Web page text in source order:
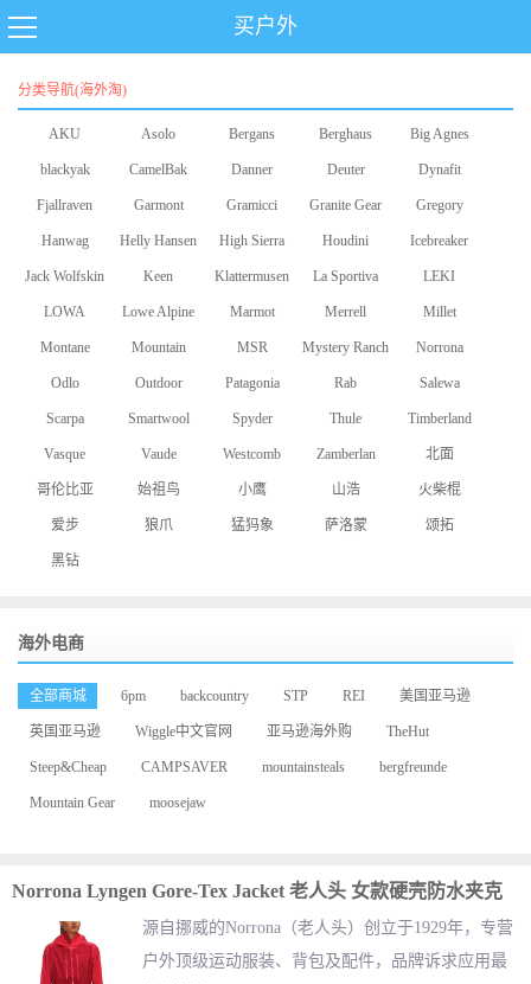
买户外
分类导航(海外淘)
AKU Asolo Bergans Berghaus Big Agnes
blackyak CamelBak Danner Deuter Dynafit
Fjallraven Garmont Gramicci Granite Gear Gregory
Hanwag Helly Hansen High Sierra Houdini Icebreaker
Jack Wolfskin Keen Klattermusen La Sportiva LEKI
LOWA Lowe Alpine Marmot Merrell Millet
Montane Mountain
Equipment
MSR Mystery Ranch Norrona
Odlo Outdoor
Research
Patagonia Rab Salewa
Scarpa Smartwool Spyder Thule Timberland
Vasque Vaude Westcomb Zamberlan 北面
哥伦比亚 始祖鸟 小鹰 山浩 火柴棍
爱步 狼爪 猛犸象 萨洛蒙 颂拓
黑钻
海外电商
全部商城 6pm backcountry STP REI 美国亚马逊
英国亚马逊 Wiggle中文官网 亚马逊海外购 TheHut
Steep&Cheap CAMPSAVER mountainsteals bergfreunde
Mountain Gear moosejaw
Norrona Lyngen Gore-Tex Jacket 老人头 女款硬壳防水夹克
源自挪威的Norrona（老人头）创立于1929年，专营
户外顶级运动服装、背包及配件，品牌诉求应用最